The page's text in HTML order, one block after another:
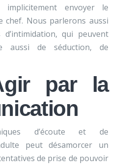
implicitement envoyer le
chef. Nous parlerons aussi
qui peuvent
aussi de séduction, de
par la
d’écoute et de
peut désamorcer un
de prise de pouvoir